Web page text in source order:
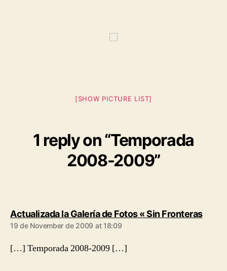
[SHOW PICTURE LIST]
1 reply on “Temporada
2008-2009”
Actualizada la Galería de Fotos « Sin Fronterassays:
19 de November de 2009 at 18:09
[…] Temporada 2008-2009 […]